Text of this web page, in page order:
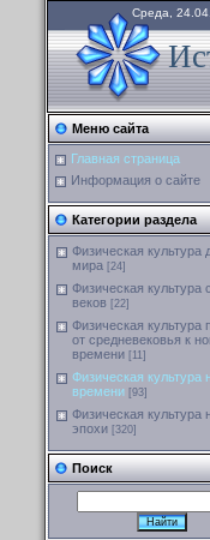
Среда,
Меню сайта
Главная страница
Информация о сайте
Категории раздела
Физическая культура
мира [24]
Физическая культура
веков [22]
Физическая культура
от средневековья к
времени [11]
Физическая культура
времени [93]
Физическая культура
эпохи [320]
Поиск